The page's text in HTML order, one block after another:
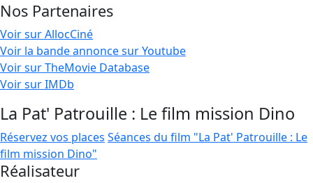
Nos Partenaires
Voir sur AllocCiné
Voir la bande annonce sur Youtube
Voir sur TheMovie Database
Voir sur IMDb
La Pat' Patrouille : Le film mission Dino
Réservez vos places Séances du film "La Pat' Patrouille : Le
film mission Dino"
Réalisateur